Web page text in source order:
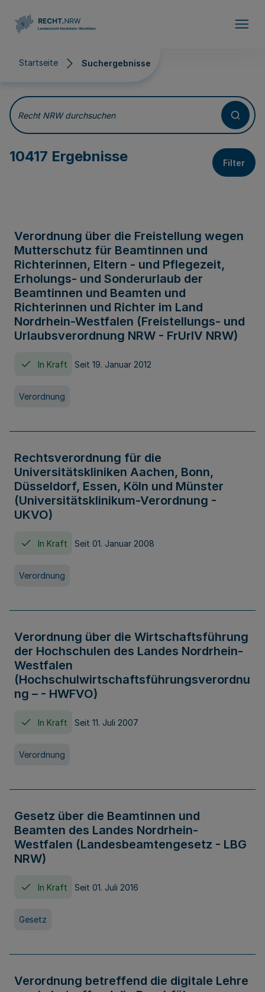
Startseite Suchergebnisse
Suchergebnisse
Recht NRW durchsuchen
10417 Ergebnisse Filter
Verordnung über die Freistellung wegen
Mutterschutz für Beamtinnen und
Richterinnen, Eltern - und Pflegezeit,
Erholungs- und Sonderurlaub der
Beamtinnen und Beamten und
Richterinnen und Richter im Land
Nordrhein-Westfalen (Freistellungs- und
Urlaubsverordnung NRW - FrUrlV NRW)
In Kraft Seit 19. Januar 2012
Verordnung
Rechtsverordnung für die
Universitätskliniken Aachen, Bonn,
Düsseldorf, Essen, Köln und Münster
(Universitätsklinikum-Verordnung -
UKVO)
In Kraft Seit 01. Januar 2008
Verordnung
Verordnung über die Wirtschaftsführung
der Hochschulen des Landes Nordrhein-
Westfalen
(Hochschulwirtschaftsführungsverordnu
ng – - HWFVO)
In Kraft Seit 11. Juli 2007
Verordnung
Gesetz über die Beamtinnen und
Beamten des Landes Nordrhein-
Westfalen (Landesbeamtengesetz - LBG
NRW)
In Kraft Seit 01. Juli 2016
Gesetz
Verordnung betreffend die digitale Lehre